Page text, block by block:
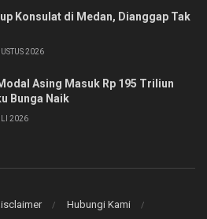
Konsulat di Medan, Dianggap Tak
2026
Asing Masuk Rp 195 Triliun
Bunga Naik
2026
Hubungi Kami